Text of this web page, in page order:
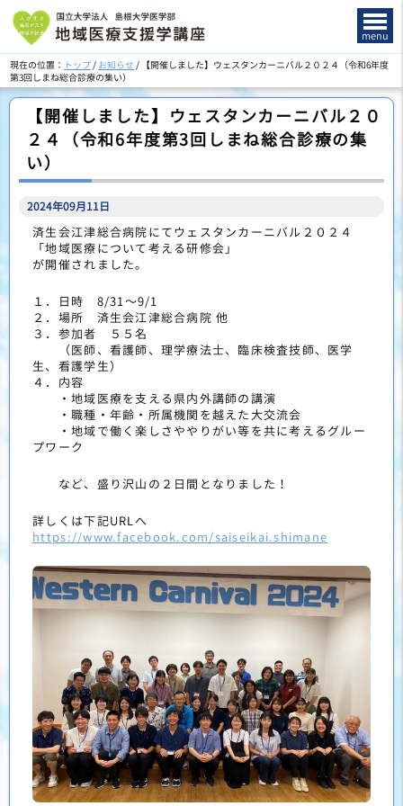
このページの本文へ
menu
現在の位置： トップ/ お知らせ / 【開催しました】ウェスタンカーニバル２０２４（令和6年度
第3回しまね総合診療の集い）
【開催しました】ウェスタンカーニバル２０
２４（令和6年度第3回しまね総合診療の集
い）
2024年09月11日
済生会江津総合病院にてウェスタンカーニバル２０２４
「地域医療について考える研修会」
が開催されました。
１．日時 8/31～9/1
２．場所 済生会江津総合病院 他
３．参加者 ５５名
（医師、看護師、理学療法士、臨床検査技師、医学
生、看護学生）
４．内容
・地域医療を支える県内外講師の講演
・職種・年齢・所属機関を越えた大交流会
・地域で働く楽しさややりがい等を共に考えるグルー
プワーク
など、盛り沢山の２日間となりました！
詳しくは下記URLへ
https://www.facebook.com/saiseikai.shimane